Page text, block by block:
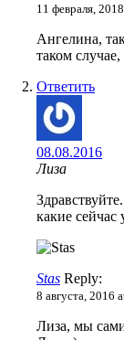
11 февраля,
Ангелина,
таком
Ответить
08.08.2016
Лиза
какие сейчас
Stas Reply:
8 августа, 2016
Лиза, мы